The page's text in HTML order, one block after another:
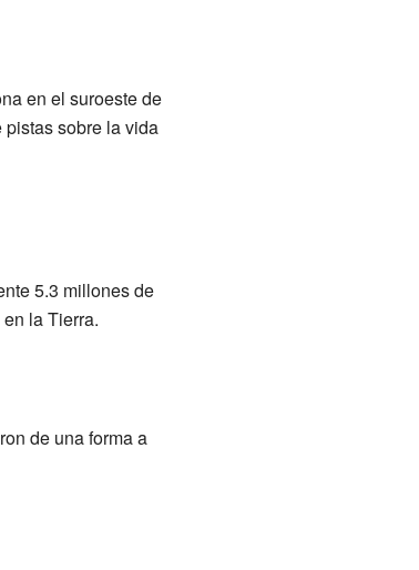
en el suroeste de
sobre la vida
5.3 millones de
la Tierra.
de una forma a